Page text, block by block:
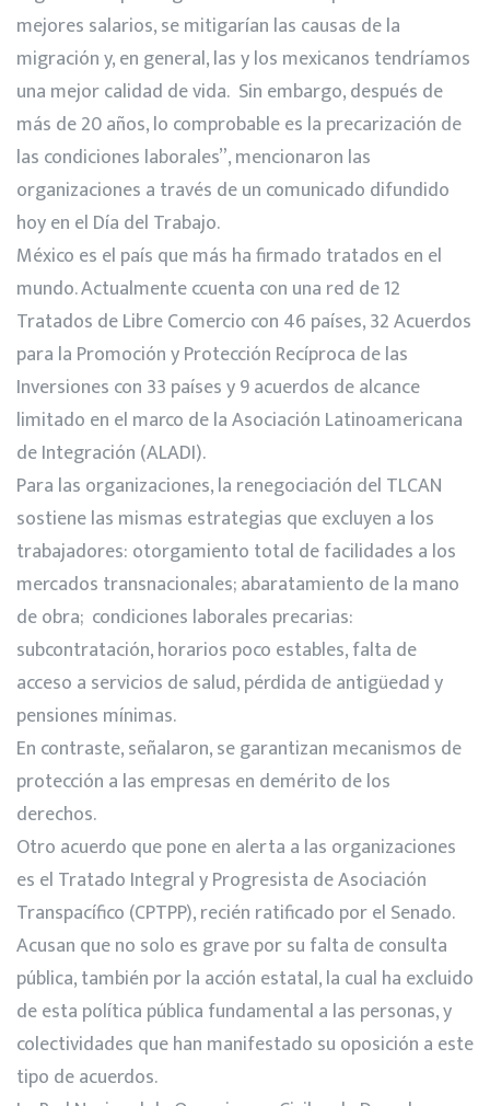
mejores salarios, se mitigarían las causas de la
migración y, en general, las y los mexicanos tendríamos
una mejor calidad de vida. Sin embargo, después de
más de 20 años, lo comprobable es la precarización de
las condiciones laborales”, mencionaron las
organizaciones a través de un comunicado difundido
hoy en el Día del Trabajo.
México es el país que más ha firmado tratados en el
mundo. Actualmente ccuenta con una red de 12
Tratados de Libre Comercio con 46 países, 32 Acuerdos
para la Promoción y Protección Recíproca de las
Inversiones con 33 países y 9 acuerdos de alcance
limitado en el marco de la Asociación Latinoamericana
de Integración (ALADI).
Para las organizaciones, la renegociación del TLCAN
sostiene las mismas estrategias que excluyen a los
trabajadores: otorgamiento total de facilidades a los
mercados transnacionales; abaratamiento de la mano
de obra; condiciones laborales precarias:
subcontratación, horarios poco estables, falta de
acceso a servicios de salud, pérdida de antigüedad y
pensiones mínimas.
En contraste, señalaron, se garantizan mecanismos de
protección a las empresas en demérito de los
derechos.
Otro acuerdo que pone en alerta a las organizaciones
es el Tratado Integral y Progresista de Asociación
Transpacífico (CPTPP), recién ratificado por el Senado.
Acusan que no solo es grave por su falta de consulta
pública, también por la acción estatal, la cual ha excluido
de esta política pública fundamental a las personas, y
colectividades que han manifestado su oposición a este
tipo de acuerdos.